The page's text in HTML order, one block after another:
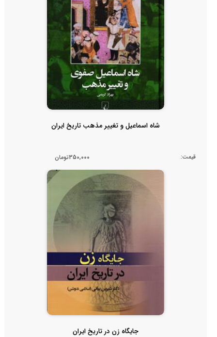
شاه اسماعیل و تغییر مذهب تاریخ ایران
قیمت: 350,000تومان
جایگاه زن در تاریخ ایران